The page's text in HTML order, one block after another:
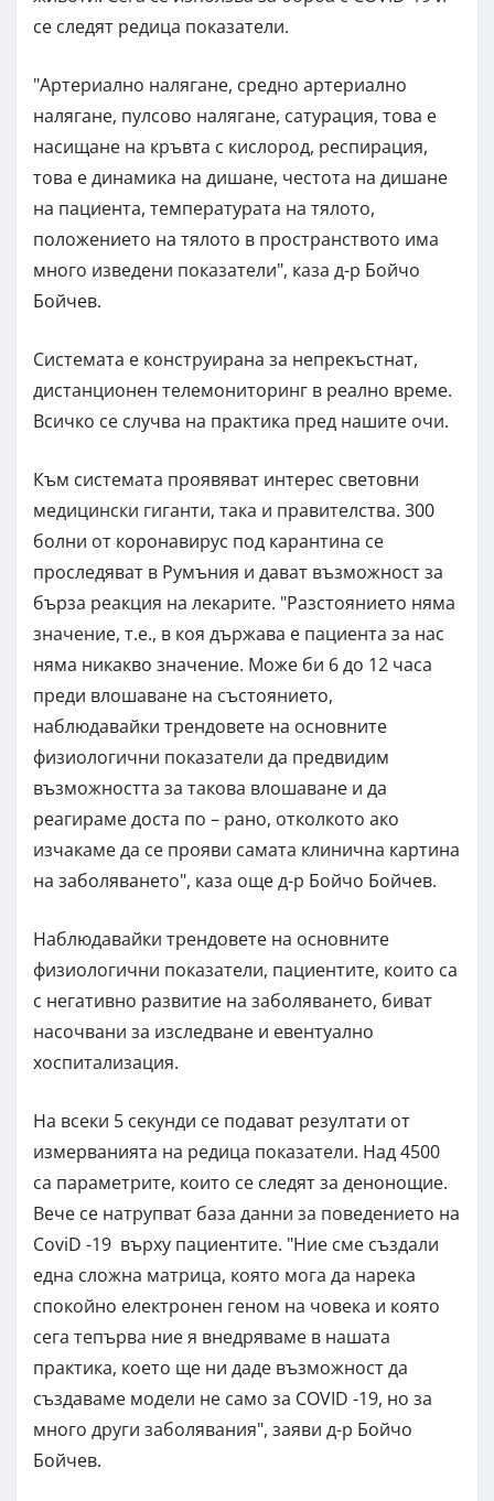
се следят редица показатели.
"Артериално налягане, средно артериално
налягане, пулсово налягане, сатурация, това е
насищане на кръвта с кислород, респирация,
това е динамика на дишане, честота на дишане
на пациента, температурата на тялото,
положението на тялото в пространството има
много изведени показатели", каза д-р Бойчо
Бойчев.
Системата е конструирана за непрекъстнат,
дистанционен телемониторинг в реално време.
Всичко се случва на практика пред нашите очи.
Към системата проявяват интерес световни
медицински гиганти, така и правителства. 300
болни от коронавирус под карантина се
проследяват в Румъния и дават възможност за
бърза реакция на лекарите. "Разстоянието няма
значение, т.е., в коя държава е пациента за нас
няма никакво значение. Може би 6 до 12 часа
преди влошаване на състоянието,
наблюдавайки трендовете на основните
физиологични показатели да предвидим
възможността за такова влошаване и да
реагираме доста по – рано, отколкото ако
изчакаме да се прояви самата клинична картина
на заболяването", каза още д-р Бойчо Бойчев.
Наблюдавайки трендовете на основните
физиологични показатели, пациентите, които са
с негативно развитие на заболяването, биват
насочвани за изследване и евентуално
хоспитализация.
На всеки 5 секунди се подават резултати от
измерванията на редица показатели. Над 4500
са параметрите, които се следят за денонощие.
Вече се натрупват база данни за поведението на
CoviD -19 върху пациентите. "Ние сме създали
една сложна матрица, която мога да нарека
спокойно електронен геном на човека и която
сега тепърва ние я внедряваме в нашата
практика, което ще ни даде възможност да
създаваме модели не само за COVID -19, но за
много други заболявания", заяви д-р Бойчо
Бойчев.